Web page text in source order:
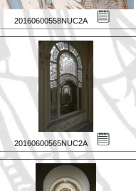
20160600558NUC2A
20160600565NUC2A